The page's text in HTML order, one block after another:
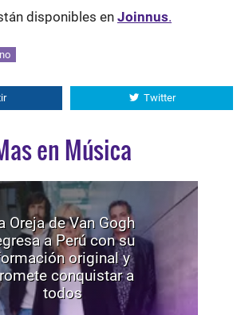
disponibles en Joinnus.
Twitter
en Música
Oreja de Van Gogh
a Perú con su
original y
conquistar a
todos